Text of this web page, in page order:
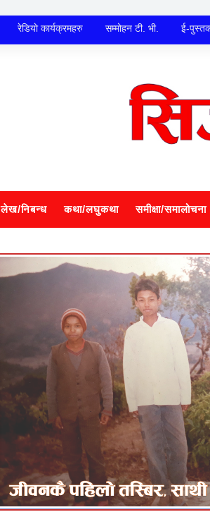
रेडियाे कार्यक्रमहरु सम्मोहन टी. भी. ई-
लेख/निबन्ध कथा/लघुकथा समीक्षा/समालोचना